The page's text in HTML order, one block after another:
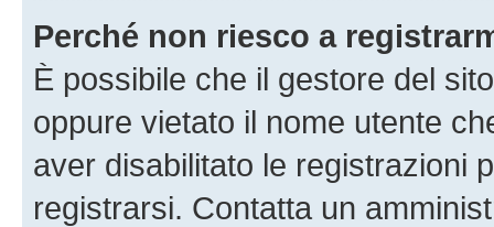
Perché non riesco a
È possibile che il gestore del
oppure vietato il nome utente
aver disabilitato le registrazioni
registrarsi. Contatta un